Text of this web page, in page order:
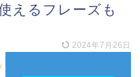
えるフレーズも
2024年7月26日